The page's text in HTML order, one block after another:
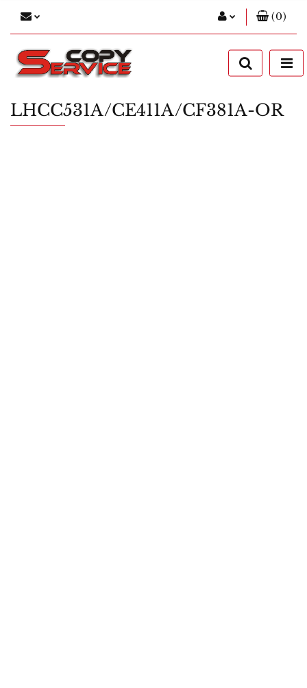
Zaloguj się
Zarejestruj się
(0)
LHCC531A/CE411A/CF381A-OR